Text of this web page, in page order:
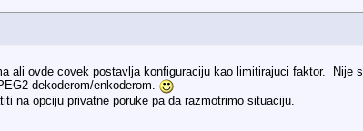
ali ovde covek postavlja konfiguraciju kao limitirajuci faktor.
Nije
dekoderom/enkoderom.
na opciju privatne poruke pa da razmotrimo situaciju.